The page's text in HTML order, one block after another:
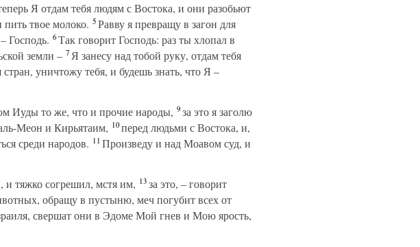
Я отдам тебя людям с Востока, и они разобьют
твое молоко. 5Равву я превращу в загон для
Господь. 6Так говорит Господь: раз ты хлопал в
земли – 7Я занесу над тобой руку, отдам тебя
уничтожу тебя, и будешь знать, что Я –
Иуды то же, что и прочие народы, 9за это я заголю
Меон и Кирьятаим, 10перед людьми с Востока, и,
среди народов. 11Произведу и над Моавом суд, и
и тяжко согрешил, мстя им, 13за это, – говорит
обращу в пустыню, меч погубит всех от
свершат они в Эдоме Мой гнев и Мою ярость,